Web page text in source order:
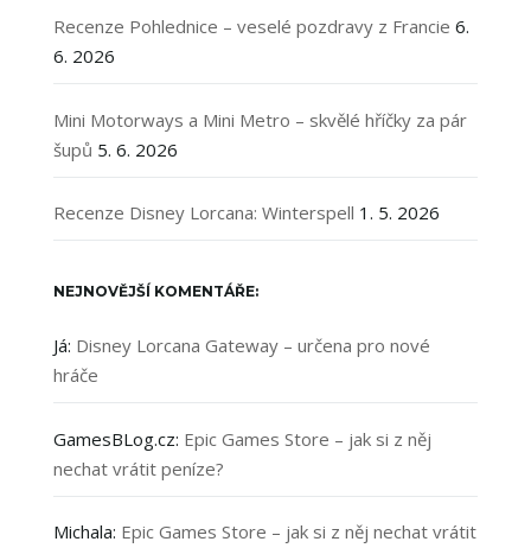
Recenze Pohlednice – veselé pozdravy z Francie 6.
6. 2026
Mini Motorways a Mini Metro – skvělé hříčky za pár
šupů 5. 6. 2026
Recenze Disney Lorcana: Winterspell 1. 5. 2026
NEJNOVĚJŠÍ KOMENTÁŘE:
Já: Disney Lorcana Gateway – určena pro nové
hráče
GamesBLog.cz: Epic Games Store – jak si z něj
nechat vrátit peníze?
Michala: Epic Games Store – jak si z něj nechat vrátit